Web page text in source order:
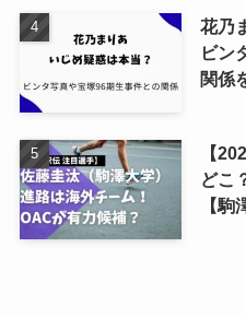
花乃
ビン
関係
【
どこ
【駒